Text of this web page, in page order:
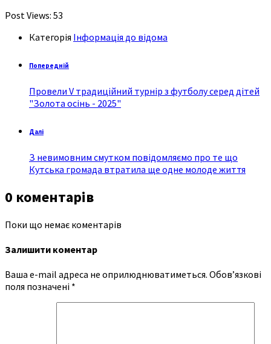
Post Views: 53
Категорія Інформація до відома
Попередній
Провели V традиційний турнір з футболу серед дітей
"Золота осінь - 2025"
Далі
З невимовним смутком повідомляємо про те що
Кутська громада втратила ще одне молоде життя
0 коментарів
Поки що немає коментарів
Залишити коментар
Ваша e-mail адреса не оприлюднюватиметься. Обов’язкові
поля позначені *